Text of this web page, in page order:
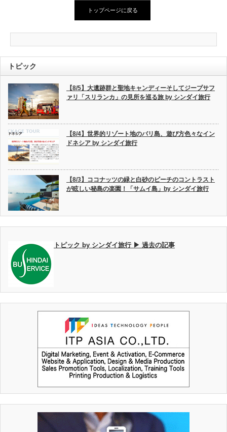
トップページに戻る
トピック
【8/5】大遺跡群と聖地キャンディーそしてジープサフ
ァリ「スリランカ」の見所を巡る旅 by シンダイ旅行
【8/4】世界的リゾート地のバリ島、遊び方色々なイン
ドネシア by シンダイ旅行
【8/3】ココナッツの緑と白砂のビーチのコントラスト
が眩しい秘島の楽園！「サムイ島」by シンダイ旅行
トピック by シンダイ旅行 ▶ 過去の記事